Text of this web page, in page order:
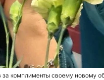
комплименты своему новому